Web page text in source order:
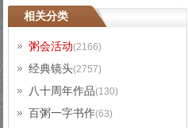
相关分类
粥会活动(2166)
经典镜头(2757)
八十周年作品(130)
百粥一字书作(63)